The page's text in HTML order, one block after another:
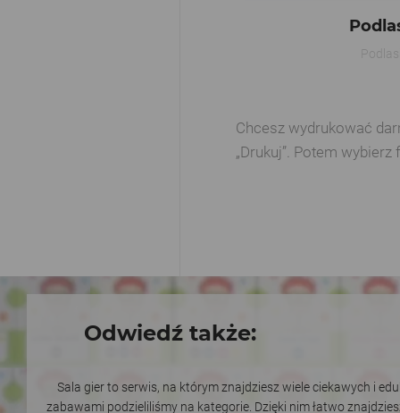
Chcesz wydrukować
„Drukuj”. Potem
Odwiedź także:
Sala gier to serwis, na którym znajdziesz wiele ciekawych i
zabawami podzieliliśmy na kategorie. Dzięki nim łatwo